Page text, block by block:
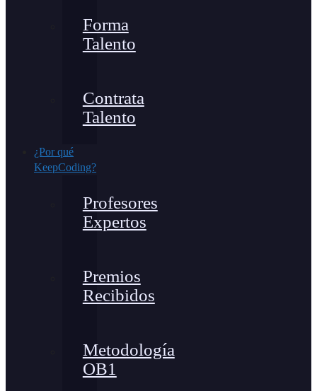
Forma
Talento
Contrata
Talento
¿Por qué
KeepCoding?
Profesores
Expertos
Premios
Recibidos
Metodología
OB1